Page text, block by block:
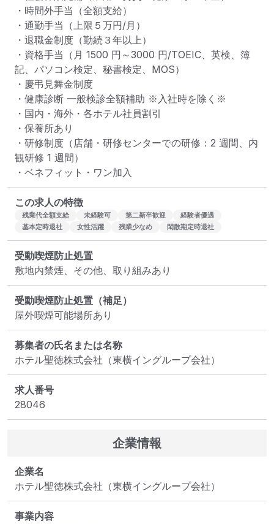
・時間外手当（全額支給）
・通勤手当（上限５万円/月）
・退職金制度（勤続３年以上）
・資格手当（月 1500 円～3000 円/TOEIC、英検、簿
記、パソコン検定、秘書検定、MOS）
・慶弔見舞金制度
・健康診断 一般検診全額補助 ※入社時を除く※
・国内・海外・各ホテル社員割引
・保養所あり
・研修制度（店舗・研修センターでの研修：2 週間、内
観研修 1 週間）
・ベネフィット・ワン加入
この求人の特徴
残業代全額支給 未経験可 第二新卒歓迎
経験者優遇
基本定時退社
女性活躍 残業少なめ 閑散期定時退社
受動喫煙防止処置
敷地内禁煙、その他、取り組みあり
受動喫煙防止処置（補足）
屋外喫煙可能場所あり
募集者の氏名または名称
ホテル聖徳株式会社（東横イングループ会社）
求人番号
28046
企業情報
企業名
ホテル聖徳株式会社（東横イングループ会社）
事業内容